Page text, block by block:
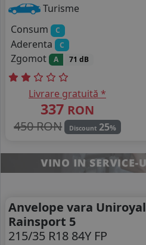
Turisme
Consum
C
Aderenta C
Zgomot A 71 dB
Livrare gratuită *
337 RON
450 RON
Discount 25%
Anvelope vara Uniroyal
Rainsport 5
215/35 R18 84Y FP